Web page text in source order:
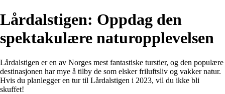
Lårdalstigen: Oppdag den
spektakulære naturopplevelsen
Lårdalstigen er en av Norges mest fantastiske turstier, og den populære
destinasjonen har mye å tilby de som elsker friluftsliv og vakker natur.
Hvis du planlegger en tur til Lårdalstigen i 2023, vil du ikke bli
skuffet!